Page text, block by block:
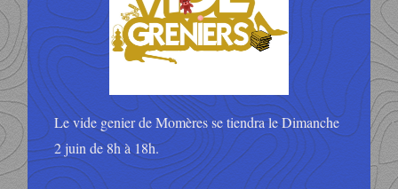
Le vide genier de Momères se tiendra le Dimanche
2 juin de 8h à 18h.